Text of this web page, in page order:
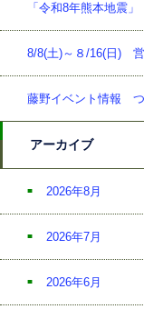
「令和8年熊本地震
8/8(土)～８/16(日)
藤野イベント情報 つ
アーカイブ
2026年8月
2026年7月
2026年6月